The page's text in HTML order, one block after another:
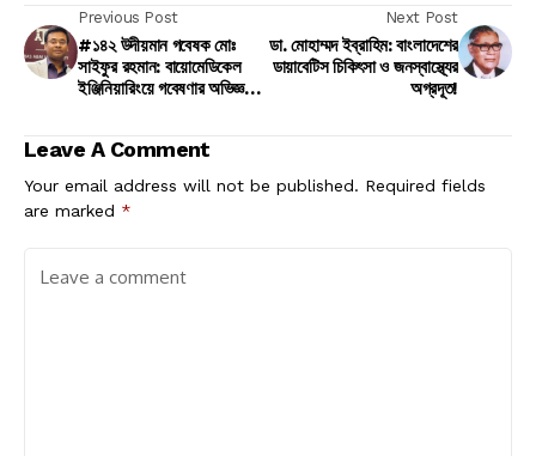
Previous Post
#১৪২ উদীয়মান গবেষক মোঃ
সাইফুর রহমান: বায়োমেডিকেল
ইঞ্জিনিয়ারিংয়ে গবেষণার অভিজ্ঞতা
Next Post
ডা. মোহাম্মদ ইব্রাহিম: বাংলাদেশের
ডায়াবেটিস চিকিৎসা ও জনস্বাস্থ্যের
অগ্রদূত!
Leave A Comment
Your email address will not be published. Required fields
are marked *